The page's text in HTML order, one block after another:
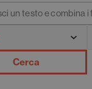
Cerca